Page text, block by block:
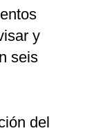
y
seis
del